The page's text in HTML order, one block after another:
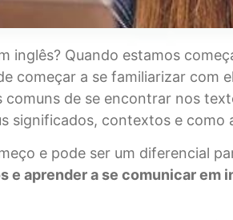
inglês? Quando estamos
começar a se familiarizar com
comuns de se encontrar nos
significados, contextos e como
e pode ser um diferencial
e aprender a se comunicar em